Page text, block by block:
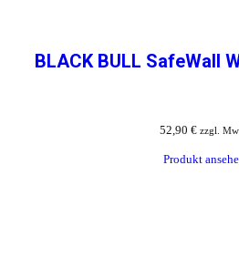
BLACK BULL SafeWall
52,90 € zzgl.
Produkt